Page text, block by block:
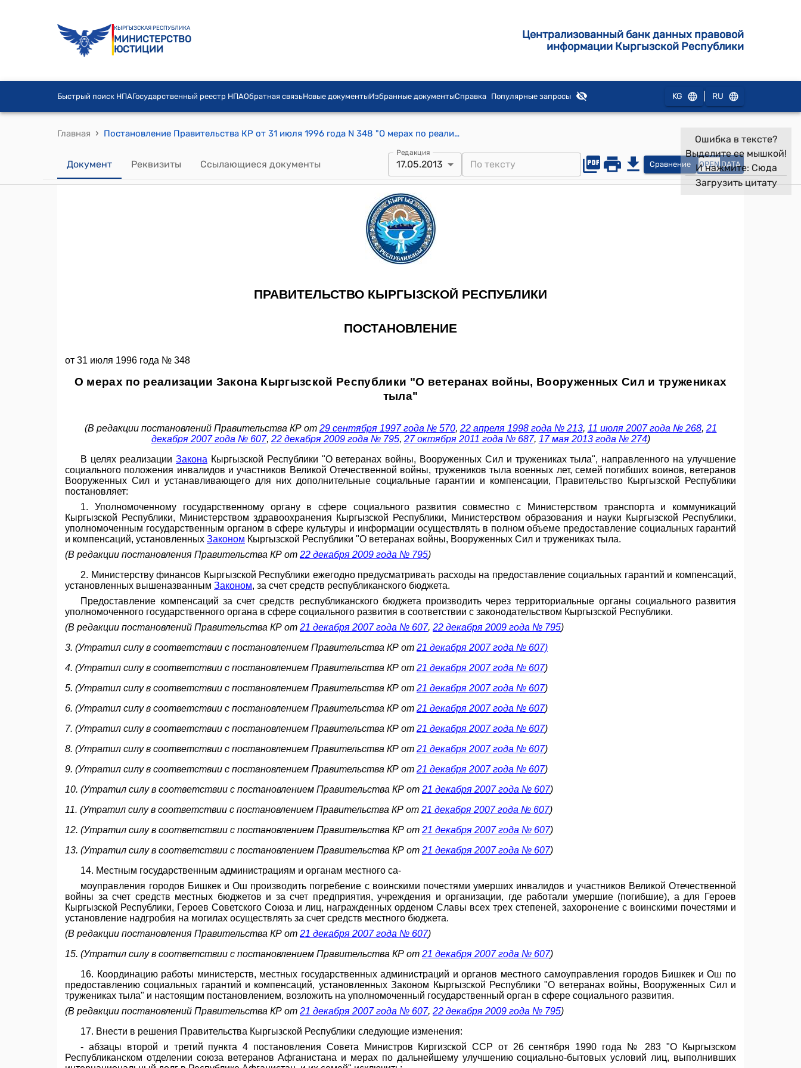
КЫРГЫЗСКАЯ РЕСПУБЛИКА
МИНИСТЕРСТВО
ЮСТИЦИИ
Централизованный банк данных правовой
информации Кыргызской Республики
Быстрый поиск НПАГосударственный реестр НПАОбратная связьНовые документыИзбранные документыСправка Популярные запросы KG RU
Главная › Постановление Правительства КР от 31 июля 1996 года N 348 "О мерах по реализации Закона Кыргызской Республики "О ветеранах войны, Вооруженных Сил и тружениках тыла"
Документ Реквизиты Ссылающиеся документы
Редакция
17.05.2013 Сравнение OPEN DATA
Ошибка в тексте?
Выделите ее мышкой!
И нажмите: Сюда
Загрузить цитату